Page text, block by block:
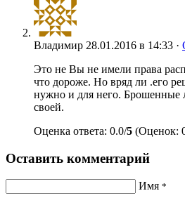
Владимир 28.01.2016 в 14:33 ·
Это не Вы не имели права
что дороже. Но вряд ли .его
нужно и для него. Брошенные
своей.
Оценка ответа: 0.0/5 (Оценок:
Оставить комментарий
Имя *